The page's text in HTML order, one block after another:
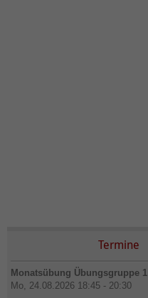
Termine
Monatsübung Übungsgruppe 1
Mo, 24.08.2026 18:45 - 20:30